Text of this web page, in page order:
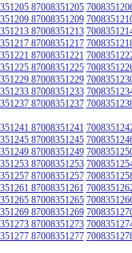
87008351205
87008351209
87008351213
87008351217
87008351221
87008351225
87008351229
87008351233
87008351237
87008351241
87008351245
87008351249
87008351253
87008351257
87008351261
87008351265
87008351269
87008351273
87008351277